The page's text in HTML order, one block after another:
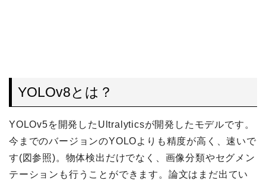
YOLOv8とは？
YOLOv5を開発したUltralyticsが開発したモデルです。
今までのバージョンのYOLOよりも精度が高く、速いで
す(図参照)。物体検出だけでなく、画像分類やセグメン
テーションも行うことができます。論文はまだ出てい